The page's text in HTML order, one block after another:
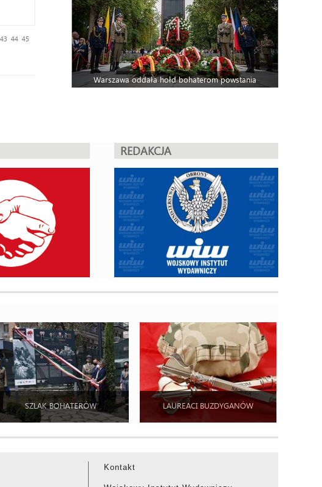
43 44 45
Warszawa oddała hołd bohaterom powstania
REDAKCJA
SZLAK BOHATERÓW LAUREACI BUZDYGANÓW
Kontakt